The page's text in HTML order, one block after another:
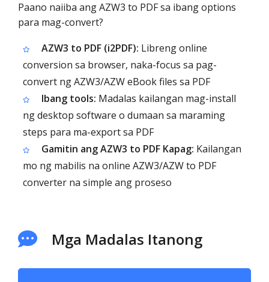
Paano naiiba ang AZW3 to PDF sa ibang options
para mag-convert?
AZW3 to PDF (i2PDF): Libreng online
conversion sa browser, naka-focus sa pag-
convert ng AZW3/AZW eBook files sa PDF
Ibang tools: Madalas kailangan mag-install
ng desktop software o dumaan sa maraming
steps para ma-export sa PDF
Gamitin ang AZW3 to PDF Kapag: Kailangan
mo ng mabilis na online AZW3/AZW to PDF
converter na simple ang proseso
Mga Madalas Itanong